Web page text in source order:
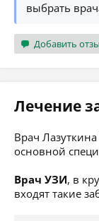
выбрать
Добавить
Лечение
Врач
основной
Врач УЗИ, в
входят такие